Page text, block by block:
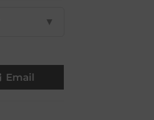
▼
Email